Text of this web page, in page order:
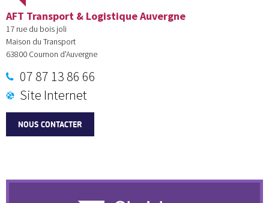
AFT Transport & Logistique Auvergne
17 rue du bois joli
Maison du Transport
63800 Cournon d'Auvergne
07 87 13 86 66
Site Internet
NOUS CONTACTER